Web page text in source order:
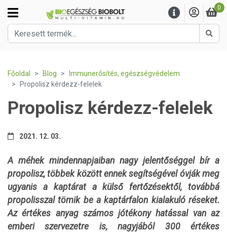
0
Főoldal Blog
Immunerősítés, egészségvédelem
Propolisz kérdezz-felelek
Propolisz kérdezz-felelek
2021. 12. 03.
A méhek mindennapjaiban nagy jelentőséggel bír a
propolisz, többek között ennek segítségével óvják meg
ugyanis a kaptárat a külső fertőzésektől, továbbá
propolisszal tömik be a kaptárfalon kialakuló réseket.
Az értékes anyag számos jótékony hatással van az
emberi szervezetre is, nagyjából 300 értékes